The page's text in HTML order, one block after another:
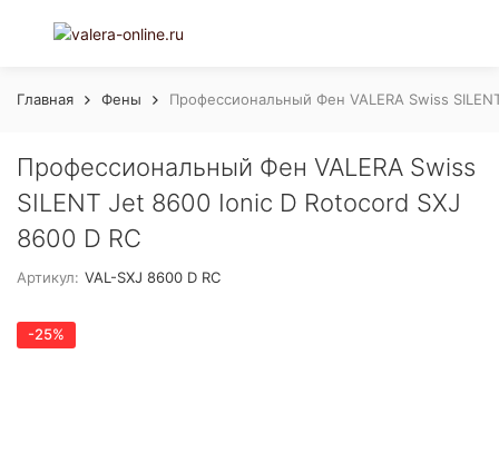
Главная Фены Профессиональный Фен VALERA Swiss
Профессиональный Фен VALERA Swiss
SILENT Jet 8600 Ionic D Rotocord SXJ
8600 D RC
Артикул: VAL-SXJ 8600 D RC
-25%